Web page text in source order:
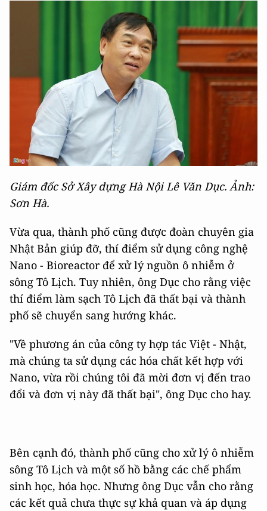
Giám đốc Sở Xây dựng Hà Nội Lê Văn Dục. Ảnh:
Sơn Hà.
Vừa qua, thành phố cũng được đoàn chuyên gia
Nhật Bản giúp đỡ, thí điểm sử dụng công nghệ
Nano - Bioreactor để xử lý nguồn ô nhiễm ở
sông Tô Lịch. Tuy nhiên, ông Dục cho rằng việc
thí điểm làm sạch Tô Lịch đã thất bại và thành
phố sẽ chuyển sang hướng khác.
"Về phương án của công ty hợp tác Việt - Nhật,
mà chúng ta sử dụng các hóa chất kết hợp với
Nano, vừa rồi chúng tôi đã mời đơn vị đến trao
đổi và đơn vị này đã thất bại", ông Dục cho hay.
Bên cạnh đó, thành phố cũng cho xử lý ô nhiễm
sông Tô Lịch và một số hồ bằng các chế phẩm
sinh học, hóa học. Nhưng ông Dục vẫn cho rằng
các kết quả chưa thực sự khả quan và áp dụng